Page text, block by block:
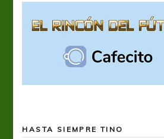
HASTA SIEMPRE TINO